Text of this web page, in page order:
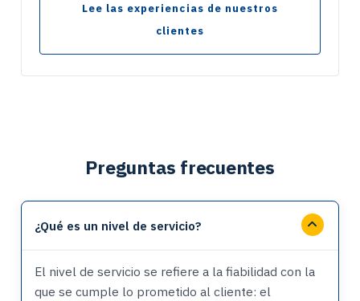
Lee las experiencias de nuestros
clientes
Preguntas frecuentes
¿Qué es un nivel de servicio?
El nivel de servicio se refiere a la fiabilidad con la
que se cumple lo prometido al cliente: el